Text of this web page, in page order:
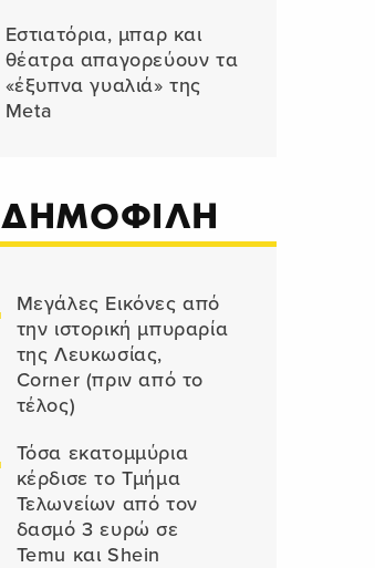
Εστιατόρια, μπαρ και
θέατρα απαγορεύουν τα
«έξυπνα γυαλιά» της
Meta
ΔΗΜΟΦΙΛΗ
Μεγάλες Εικόνες από
την ιστορική μπυραρία
της Λευκωσίας,
Corner (πριν από το
τέλος)
Τόσα εκατομμύρια
κέρδισε το Τμήμα
Τελωνείων από τον
δασμό 3 ευρώ σε
Temu και Shein